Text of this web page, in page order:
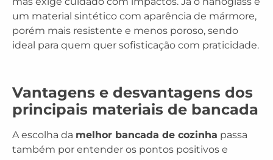
um material sintético com aparência de mármore,
porém mais resistente e menos poroso, sendo
ideal para quem quer sofisticação com praticidade.
Vantagens e desvantagens dos
principais materiais de bancada
A escolha da melhor bancada de cozinha passa
também por entender os pontos positivos e